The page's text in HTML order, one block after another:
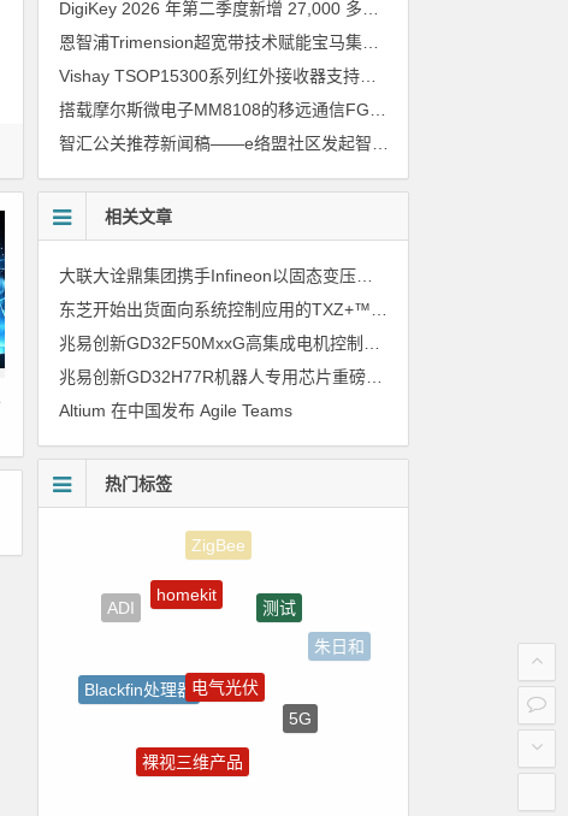
恩智浦Trimension超宽带技术赋能宝马集团Digital Key Plus及生命体存在检测功能
Vishay TSOP15300系列红外接收器支持所有主流遥控代码
相关文章
大联大诠鼎集团携手Infineon以固态变压器重构配电效率新标杆
兆易创新GD32H77R机器人专用芯片重磅亮相，精准赋能伺服驱动与关节控制
Altium 在中国发布 Agile Teams
热门标签
ADI
homekit
测试
朱日和
Blackfin处理器
5G
树莓派-Raspberry Pi
Atmel
裸视三维产品